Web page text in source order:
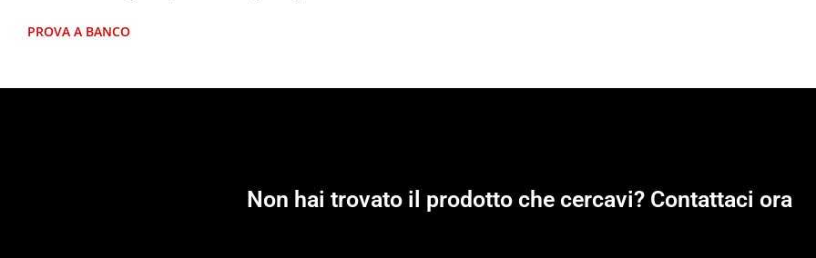
PROVA A BANCO
Non hai trovato il prodotto che cercavi? Contattaci ora